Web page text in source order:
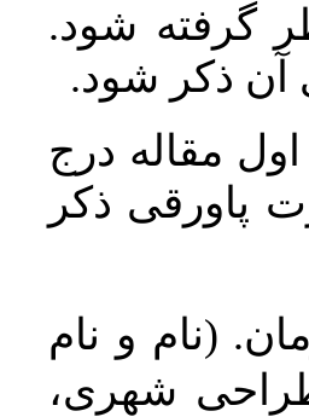
گرفته شود.
آن ذکر شود.
مقاله درج
پاورقی ذکر
(نام و نام
شهری،